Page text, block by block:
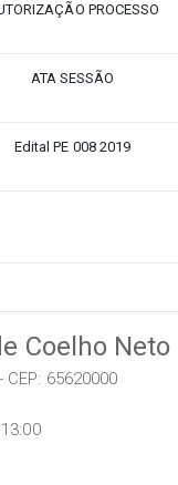
PROCESSO
ATA SESSÃO
Edital PE 008 2019
Coelho Neto
CEP: 65620000